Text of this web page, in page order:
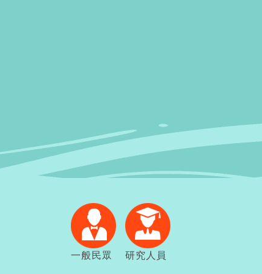
一般民眾 研究人員